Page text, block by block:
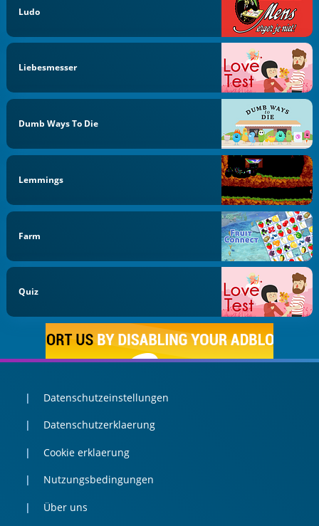
Ludo
Liebesmesser
Dumb Ways To Die
Lemmings
Farm
Quiz
Datenschutzeinstellungen
Datenschutzerklaerung
Cookie erklaerung
Nutzungsbedingungen
Über uns